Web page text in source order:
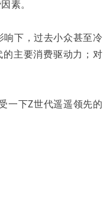
素。
下，过去小众甚至冷
主要消费驱动力；对
一下Z世代遥遥领先的